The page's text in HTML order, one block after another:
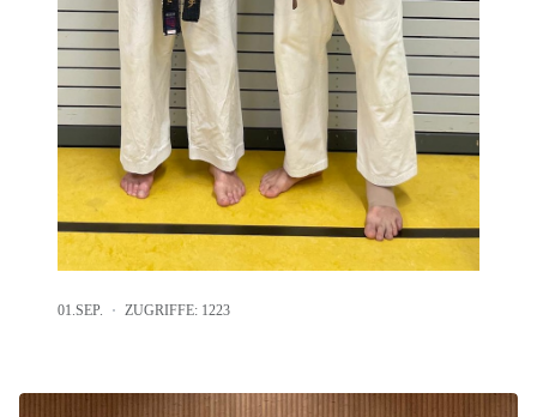
01.SEP. ZUGRIFFE: 1223